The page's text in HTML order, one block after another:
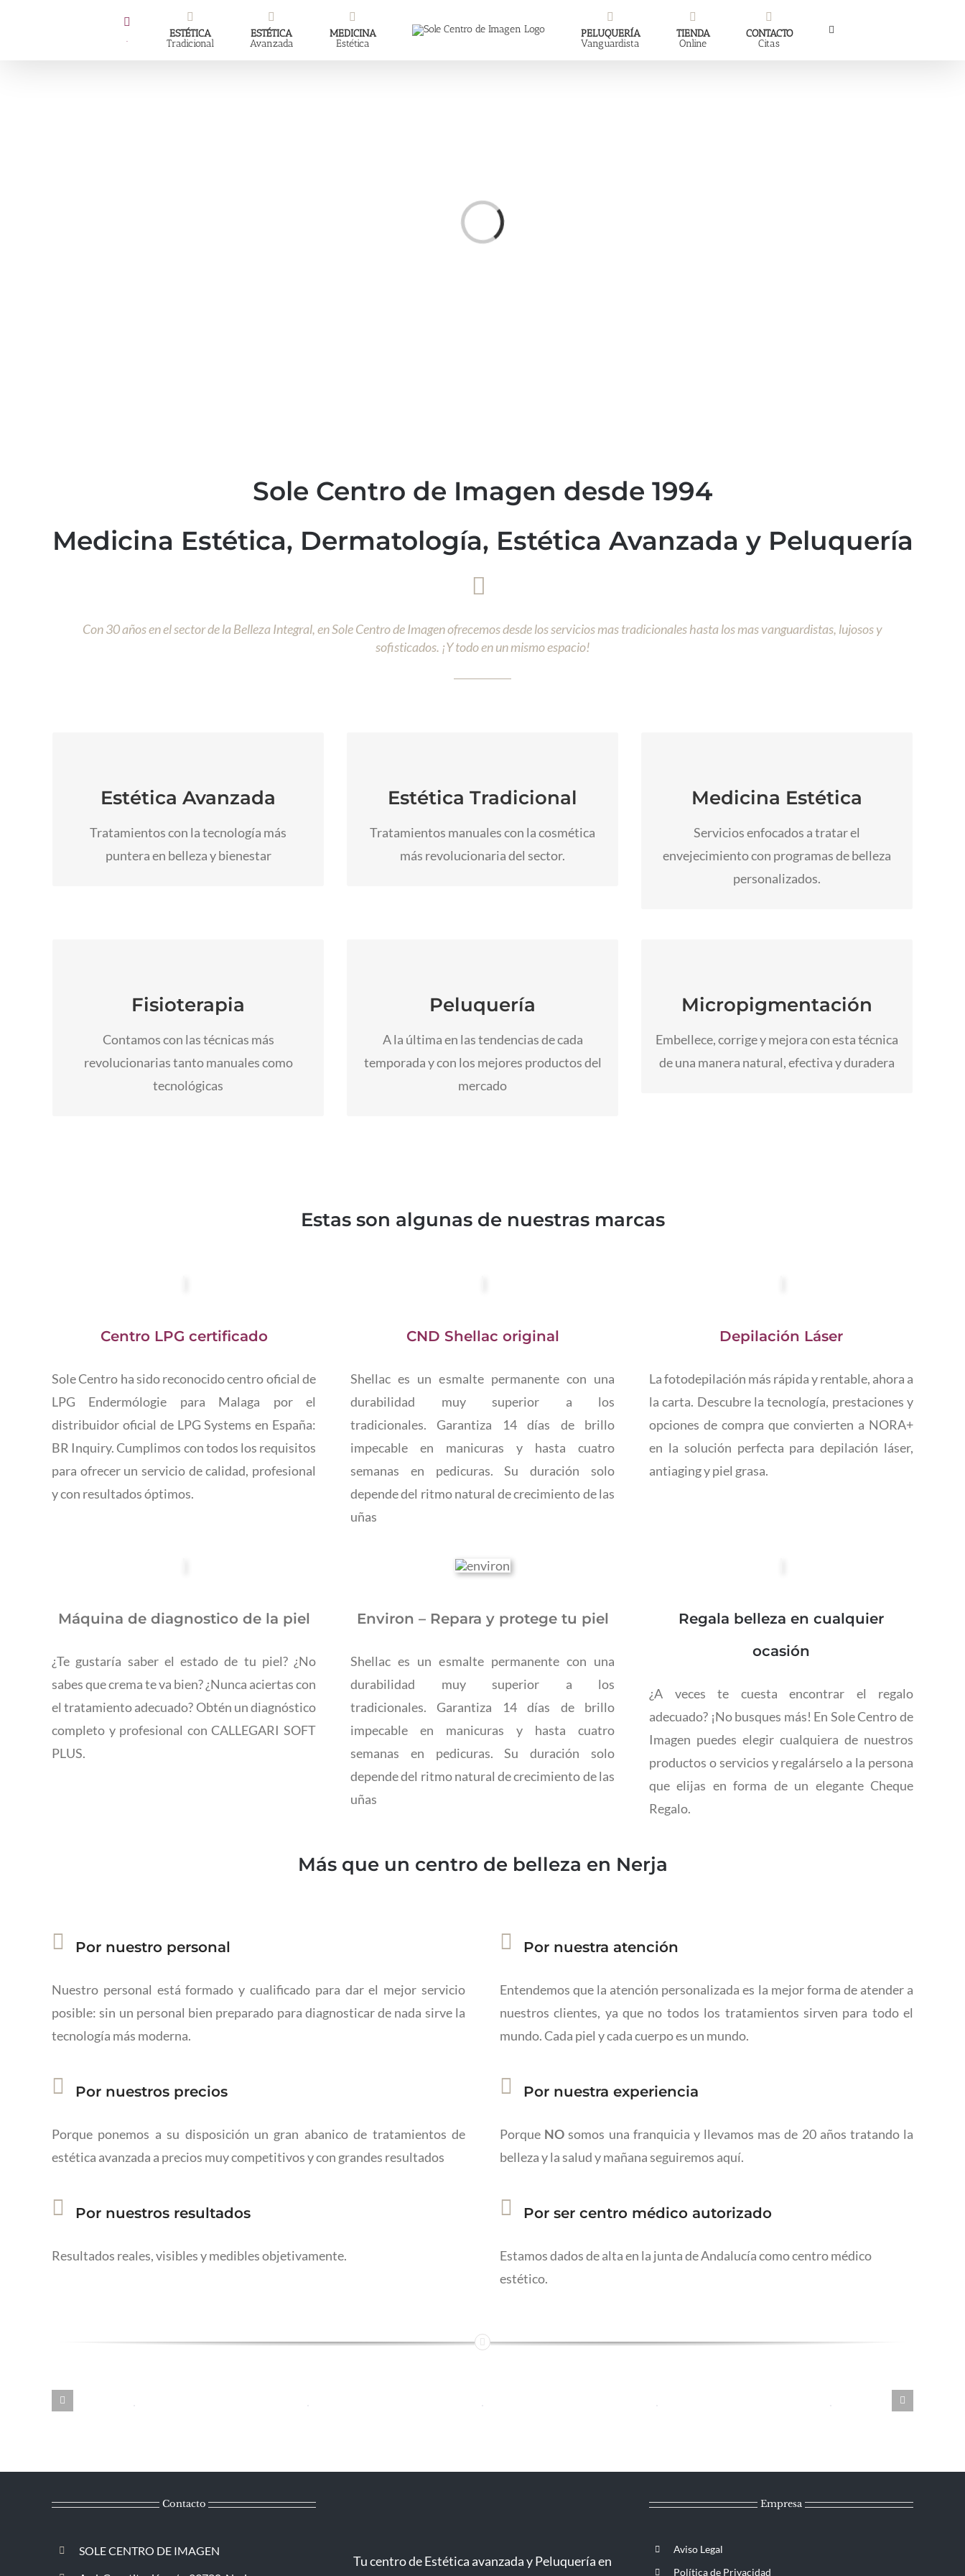
.
ESTÉTICA
Tradicional
ESTÉTICA
Avanzada
MEDICINA
Estética
PELUQUERÍA
Vanguardista
TIENDA
Online
CONTACTO
Citas
Loading...
Sole Centro de Imagen desde 1994
Medicina Estética, Dermatología, Estética Avanzada y Peluquería
Con 30 años en el sector de la Belleza Integral, en Sole Centro de Imagen ofrecemos desde los servicios mas tradicionales hasta los mas vanguardistas, lujosos y
sofisticados. ¡Y todo en un mismo espacio!
Estética Avanzada
Tratamientos con la tecnología más
puntera en belleza y bienestar
vanguardista del mercado para mejorar la
piel de la cara y el cuerpo.
Estética Tradicional
Tratamientos manuales con la cosmética
más revolucionaria del sector.
manicura, pedicura, depilación, bronceado,
los que podrá disfrutar.
Ir a Estética Tradicional
Medicina Estética
Servicios enfocados a tratar el
envejecimiento con programas de belleza
personalizados.
profesionales con atención personalizada y
Fisioterapia
Contamos con las técnicas más
revolucionarias tanto manuales como
tecnológicas
abordar su lesión.
Peluquería
A la última en las tendencias de cada
temporada y con los mejores productos del
mercado
forma o necesitas un tratamiento de
reparación?
Micropigmentación
Embellece, corrige y mejora con esta técnica
de una manera natural, efectiva y duradera
365 días del año
Estas son algunas de nuestras marcas
Centro LPG certificado
Sole Centro ha sido reconocido centro oficial de
LPG Endermólogie para Malaga por el
distribuidor oficial de LPG Systems en España:
BR Inquiry. Cumplimos con todos los requisitos
para ofrecer un servicio de calidad, profesional
y con resultados óptimos.
CND Shellac original
Shellac es un esmalte permanente con una
durabilidad muy superior a los
tradicionales. Garantiza 14 días de brillo
impecable en manicuras y hasta cuatro
semanas en pedicuras. Su duración solo
depende del ritmo natural de crecimiento de las
uñas
Depilación Láser
La fotodepilación más rápida y rentable, ahora a
la carta. Descubre la tecnología, prestaciones y
opciones de compra que convierten a NORA+
en la solución perfecta para depilación láser,
antiaging y piel grasa.
Máquina de diagnostico de la piel
¿Te gustaría saber el estado de tu piel? ¿No
sabes que crema te va bien? ¿Nunca aciertas con
el tratamiento adecuado? Obtén un diagnóstico
completo y profesional con CALLEGARI SOFT
PLUS.
Environ – Repara y protege tu piel
Shellac es un esmalte permanente con una
durabilidad muy superior a los
tradicionales. Garantiza 14 días de brillo
impecable en manicuras y hasta cuatro
semanas en pedicuras. Su duración solo
depende del ritmo natural de crecimiento de las
uñas
Regala belleza en cualquier
ocasión
¿A veces te cuesta encontrar el regalo
adecuado? ¡No busques más! En Sole Centro de
Imagen puedes elegir cualquiera de nuestros
productos o servicios y regalárselo a la persona
que elijas en forma de un elegante Cheque
Regalo.
Más que un centro de belleza en Nerja
Por nuestro personal
Nuestro personal está formado y cualificado para dar el mejor servicio
posible: sin un personal bien preparado para diagnosticar de nada sirve la
tecnología más moderna.
Por nuestra atención
Entendemos que la atención personalizada es la mejor forma de atender a
nuestros clientes, ya que no todos los tratamientos sirven para todo el
mundo. Cada piel y cada cuerpo es un mundo.
Por nuestros precios
Porque ponemos a su disposición un gran abanico de tratamientos de
estética avanzada a precios muy competitivos y con grandes resultados
Por nuestra experiencia
Porque NO somos una franquicia y llevamos mas de 20 años tratando la
belleza y la salud y mañana seguiremos aquí.
Por nuestros resultados
Resultados reales, visibles y medibles objetivamente.
Por ser centro médico autorizado
Estamos dados de alta en la junta de Andalucía como centro médico
estético.
Contacto
SOLE CENTRO DE IMAGEN
Tu centro de Estética avanzada y Peluquería en
Empresa
Aviso Legal
Política de Privacidad